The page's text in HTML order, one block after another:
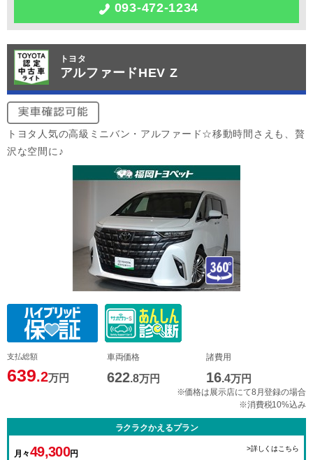
093-472-1234
トヨタ
アルファードHEV Z
トヨタ人気の高級ミニバン・アルファード☆移動時間さえも、贅
沢な空間に♪
支払総額
639.2万円
車両価格
622.8万円
諸費用
16.4万円
※価格は展示店にて8月登録の場合
※消費税10%込み
ラクラクかえるプラン
月々49,300円
>詳しくはこちら